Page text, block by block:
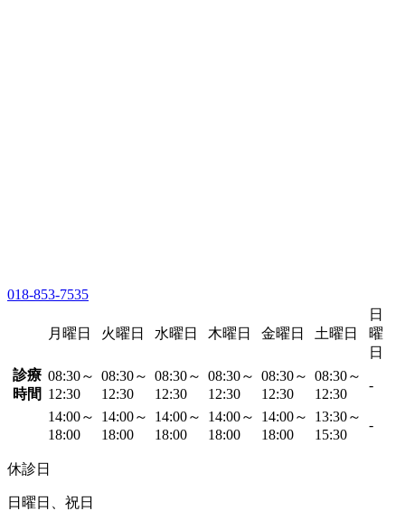
018-853-7535
月曜日 火曜日 水曜日 木曜日 金曜日 土曜日
日
曜
日
診療
時間
08:30～
12:30
08:30～
12:30
08:30～
12:30
08:30～
12:30
08:30～
12:30
08:30～
12:30
-
14:00～
18:00
14:00～
18:00
14:00～
18:00
14:00～
18:00
14:00～
18:00
13:30～
15:30
-
休診日
日曜日、祝日